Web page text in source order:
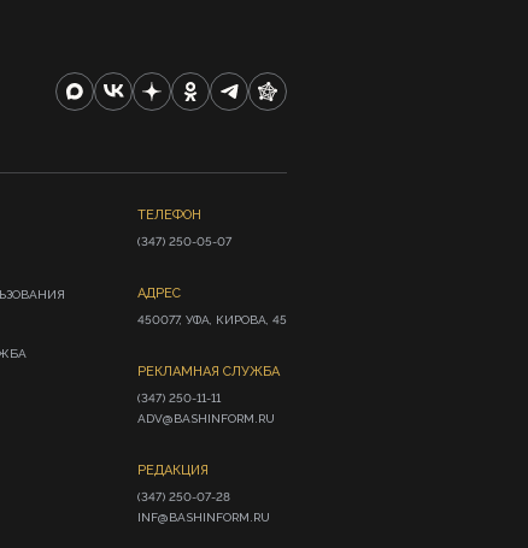
ТЕЛЕФОН
(347) 250-05-07
АДРЕС
450077, УФА, КИРОВА, 45
РЕКЛАМНАЯ СЛУЖБА
(347) 250-11-11
ADV@BASHINFORM.RU
РЕДАКЦИЯ
(347) 250-07-28
INF@BASHINFORM.RU